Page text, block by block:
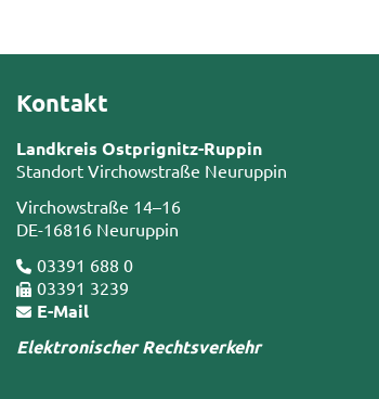
Kontakt
Landkreis Ostprignitz-Ruppin
Standort Virchowstraße Neuruppin
Virchowstraße 14–16
DE-16816 Neuruppin
03391 688 0
03391 3239
E-Mail
Elektronischer Rechtsverkehr